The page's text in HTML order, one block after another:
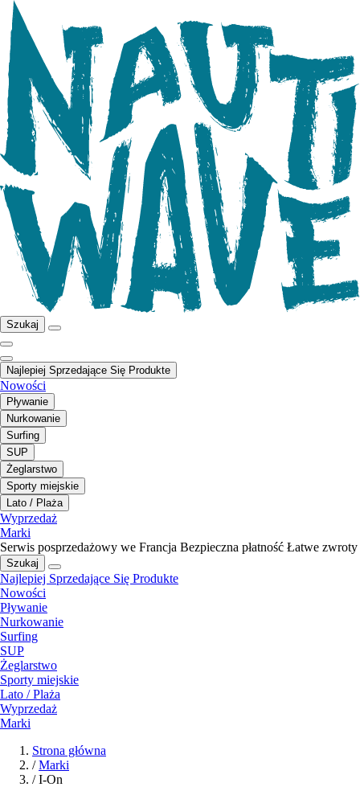
Szukaj
Najlepiej Sprzedające Się Produkte
Nowości
Pływanie
Nurkowanie
Surfing
SUP
Żeglarstwo
Sporty miejskie
Lato / Plaża
Wyprzedaż
Marki
Serwis posprzedażowy we Francja Bezpieczna płatność Łatwe zwroty
Szukaj
Najlepiej Sprzedające Się Produkte
Nowości
Pływanie
Nurkowanie
Surfing
SUP
Żeglarstwo
Sporty miejskie
Lato / Plaża
Wyprzedaż
Marki
Strona główna
/ Marki
/ I-On